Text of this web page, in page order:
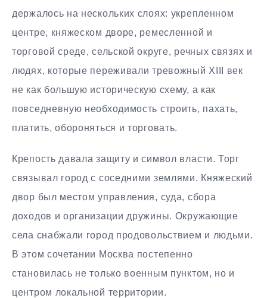
держалось на нескольких слоях: укрепленном
центре, княжеском дворе, ремесленной и
торговой среде, сельской округе, речных связях и
людях, которые переживали тревожный XIII век
не как большую историческую схему, а как
повседневную необходимость строить, пахать,
платить, обороняться и торговать.
Крепость давала защиту и символ власти. Торг
связывал город с соседними землями. Княжеский
двор был местом управления, суда, сбора
доходов и организации дружины. Окружающие
села снабжали город продовольствием и людьми.
В этом сочетании Москва постепенно
становилась не только военным пунктом, но и
центром локальной территории.